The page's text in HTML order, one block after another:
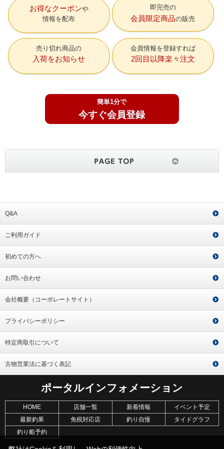
お得なクーポン
情報を配布
即完売の
会員限定商品の販売
売り切れ商品の
入荷をお知らせ
会員情報を登録すれば
2回目以降楽々注文
簡単1分で
今すぐ会員登録
Q&A
ご利用ガイド
初めての方へ
お問い合わせ
会社概要（コーポレートサイト）
プライバシーポリシー
特定商取引について
古物営業法に基づく表記
ポータルインフォメーション
HOME 店舗一覧 新着情報
イベント予定
最新釣果
免税対応店 釣り自慢
タイドグラフ
釣り船予約